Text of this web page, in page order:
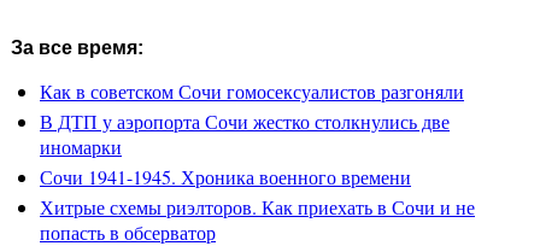
За все время:
Как в советском Сочи гомосексуалистов разгоняли
В ДТП у аэропорта Сочи жестко столкнулись две
иномарки
Сочи 1941-1945. Хроника военного времени
Хитрые схемы риэлторов. Как приехать в Сочи и не
попасть в обсерватор